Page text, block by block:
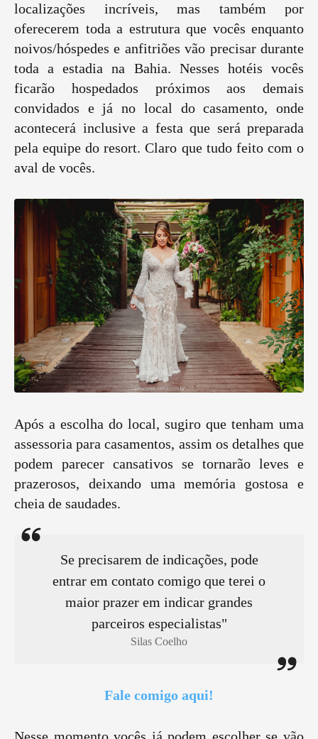
localizações incríveis, mas também por
oferecerem toda a estrutura que vocês enquanto
noivos/hóspedes e anfitriões vão precisar durante
toda a estadia na Bahia. Nesses hotéis vocês
ficarão hospedados próximos aos demais
convidados e já no local do casamento, onde
acontecerá inclusive a festa que será preparada
pela equipe do resort. Claro que tudo feito com o
aval de vocês.
Após a escolha do local, sugiro que tenham uma
assessoria para casamentos, assim os detalhes que
podem parecer cansativos se tornarão leves e
prazerosos, deixando uma memória gostosa e
cheia de saudades.
Se precisarem de indicações, pode
entrar em contato comigo que terei o
maior prazer em indicar grandes
parceiros especialistas"
Silas Coelho
Fale comigo aqui!